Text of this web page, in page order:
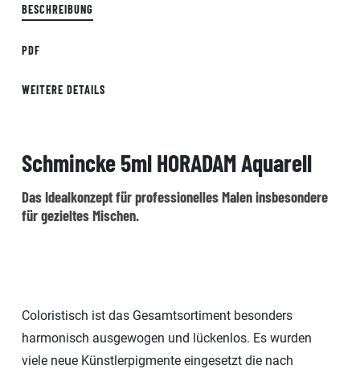
BESCHREIBUNG
PDF
WEITERE DETAILS
Schmincke 5ml HORADAM Aquarell
Das Idealkonzept für professionelles Malen insbesondere
für gezieltes Mischen.
Coloristisch ist das Gesamtsortiment besonders
harmonisch ausgewogen und lückenlos. Es wurden
viele neue Künstlerpigmente eingesetzt die nach